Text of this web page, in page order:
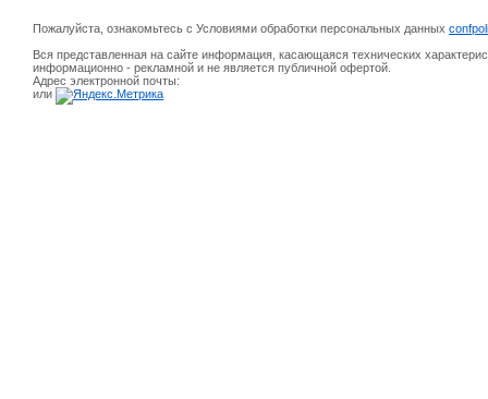
Пожалуйста, ознакомьтесь с Условиями обработки персональных данных
Вся представленная на сайте информация, касающаяся технических
информационно - рекламной и не является публичной офертой.
Адрес электронной почты:
или